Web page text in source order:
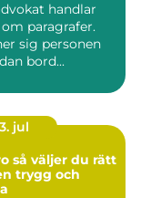
handlar
paragrafer.
sig personen
bord...
jul
trygg och